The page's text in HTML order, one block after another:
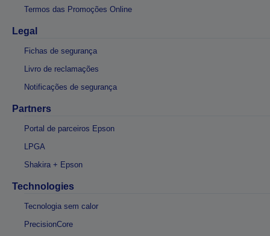
Termos das Promoções Online
Legal
Fichas de segurança
Livro de reclamações
Notificações de segurança
Partners
Portal de parceiros Epson
LPGA
Shakira + Epson
Technologies
Tecnologia sem calor
PrecisionCore